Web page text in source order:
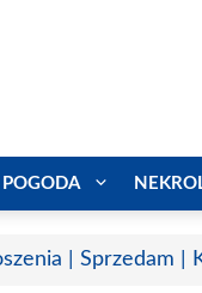
POGODA
| Sprzedam |